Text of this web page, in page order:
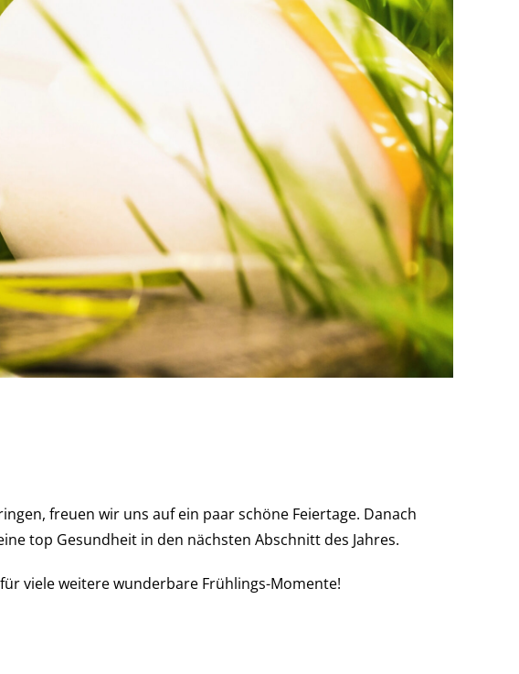
freuen wir uns auf ein paar schöne Feiertage. Danach
top Gesundheit in den nächsten Abschnitt des Jahres.
viele weitere wunderbare Frühlings-Momente!